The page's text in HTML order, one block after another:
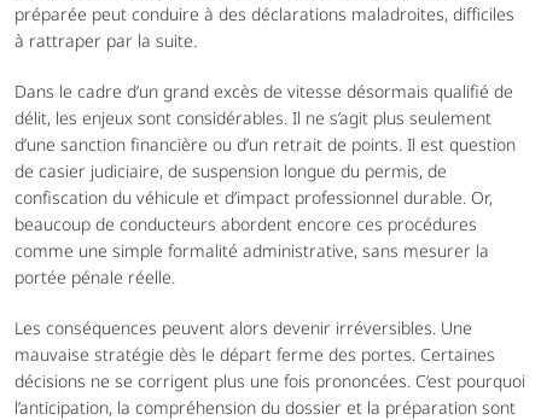
préparée peut conduire à des déclarations maladroites, difficiles
à rattraper par la suite.
Dans le cadre d’un grand excès de vitesse désormais qualifié de
délit, les enjeux sont considérables. Il ne s’agit plus seulement
d’une sanction financière ou d’un retrait de points. Il est question
de casier judiciaire, de suspension longue du permis, de
confiscation du véhicule et d’impact professionnel durable. Or,
beaucoup de conducteurs abordent encore ces procédures
comme une simple formalité administrative, sans mesurer la
portée pénale réelle.
Les conséquences peuvent alors devenir irréversibles. Une
mauvaise stratégie dès le départ ferme des portes. Certaines
décisions ne se corrigent plus une fois prononcées. C’est pourquoi
l’anticipation, la compréhension du dossier et la préparation sont